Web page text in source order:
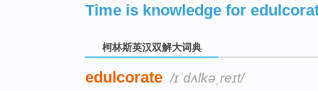
Time is knowledge for
柯林斯英汉双解大词典
edulcorate /ɪˈdʌlkəˌreɪt/